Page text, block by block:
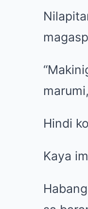
Hindi
Kaya